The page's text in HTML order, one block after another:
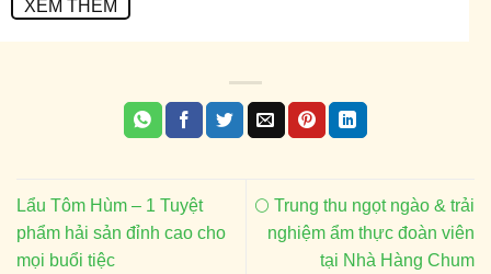
XEM THÊM
Lẩu Tôm Hùm – 1 Tuyệt
phẩm hải sản đỉnh cao cho
mọi buổi tiệc
🌕 Trung thu ngọt ngào & trải
nghiệm ẩm thực đoàn viên
tại Nhà Hàng Chum